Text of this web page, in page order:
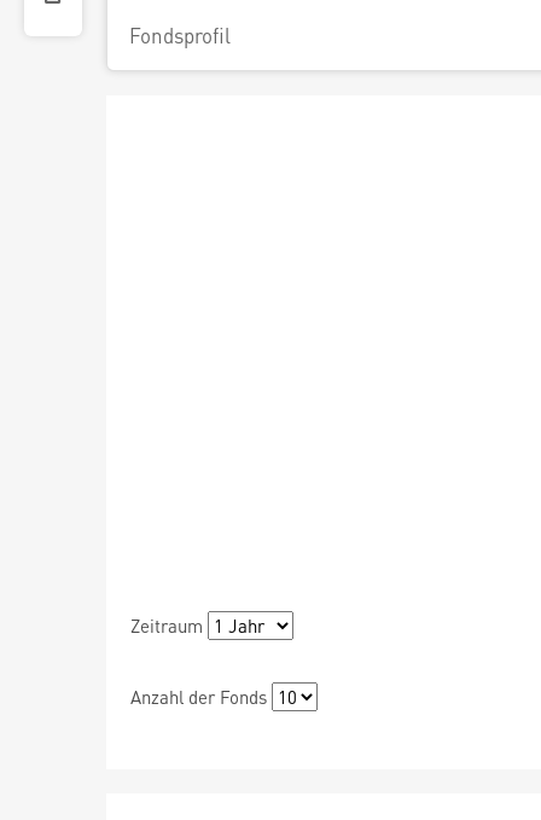
Fondsprofil
Zeitraum
Anzahl der Fonds